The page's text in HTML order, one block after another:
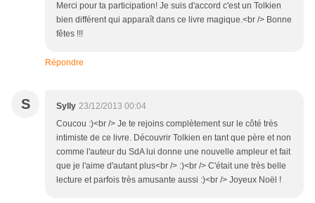
Merci pour ta participation! Je suis d'accord c'est un Tolkien
bien différent qui apparaît dans ce livre magique.<br /> Bonne
fêtes !!!
Répondre
S Sylly 23/12/2013 00:04
Coucou :)<br /> Je te rejoins complètement sur le côté très
intimiste de ce livre. Découvrir Tolkien en tant que père et non
comme l'auteur du SdA lui donne une nouvelle ampleur et fait
que je l'aime d'autant plus<br /> :)<br /> C'était une très belle
lecture et parfois très amusante aussi :)<br /> Joyeux Noël !